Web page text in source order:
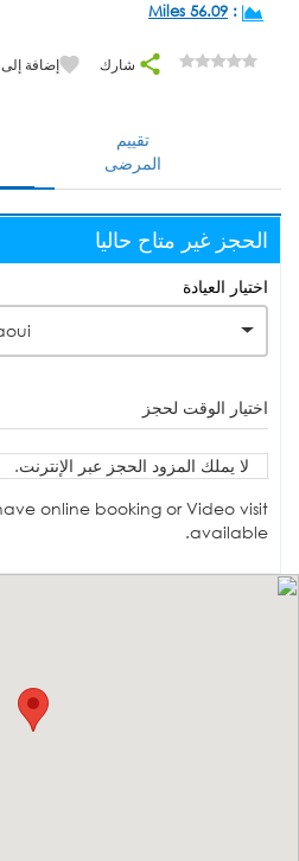
:
56.09 Miles
شارك إضافة
تقييم
المرضى
الحجز غير متاح حاليا
اختيار العيادة
اختيار الوقت لحجز
لا يملك المزود الحجز عبر الإنترنت.
online booking or Video visit
available.